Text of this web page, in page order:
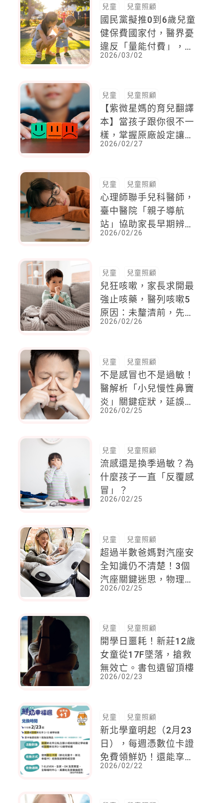
做
兒童 兒童照顧
國民黨擬推0到6歲兒童
健保費國家付，醫界憂
違反「量能付費」，
衛福部回應了
2026/03/02
兒童 兒童照顧
【紫微星媽的育兒翻譯
本】當孩子跟你很不一
樣，掌握原廠設定讓相
處更自在
2026/02/27
兒童 兒童照顧
心理師聯手兒科醫師，
臺中醫院「親子導航
站」協助家長早期辨識
兒童情緒與行為問題
2026/02/26
兒童 兒童照顧
兒狂咳嗽，家長求開最
強止咳藥，醫列咳嗽5
原因：未釐清前，先別
急著止咳
2026/02/26
兒童 兒童照顧
不是感冒也不是過敏！
醫解析「小兒慢性鼻竇
炎」關鍵症狀，延誤治
療小心影響學習表現
2026/02/25
兒童 兒童照顧
流感還是換季過敏？為
什麼孩子一直「反覆感
冒」？
2026/02/25
兒童 兒童照顧
超過半數爸媽對汽座安
全知識仍不清楚！3個
汽座關鍵迷思，物理治
療師來解答！
2026/02/25
兒童 兒童照顧
開學日噩耗！新莊12歲
女童從17F墜落，搶救
無效亡。書包遺留頂樓
2026/02/23
兒童 兒童照顧
新北學童明起（2月23
日），每週憑數位卡證
免費領鮮奶！還能享多
元加值回饋
2026/02/22